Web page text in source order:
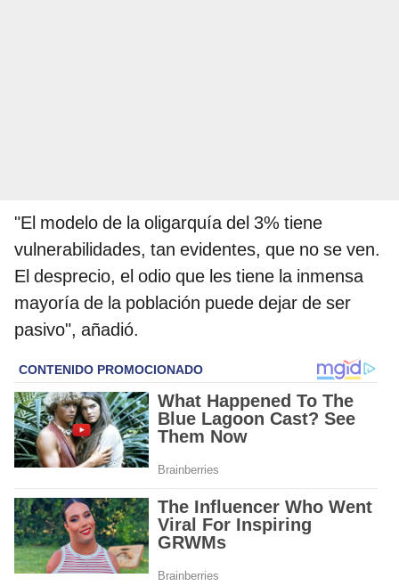
"El modelo de la oligarquía del 3% tiene
vulnerabilidades, tan evidentes, que no se ven.
El desprecio, el odio que les tiene la inmensa
mayoría de la población puede dejar de ser
pasivo", añadió.